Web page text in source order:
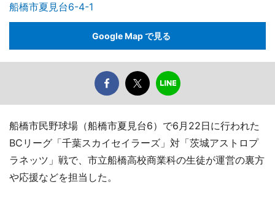
船橋市夏見台6-4-1
Google Map で見る
船橋市民野球場（船橋市夏見台6）で6月22日に行われた
BCリーグ「千葉スカイセイラーズ」対「茨城アストロプ
ラネッツ」戦で、市立船橋高校商業科の生徒が運営の裏方
や応援などを担当した。